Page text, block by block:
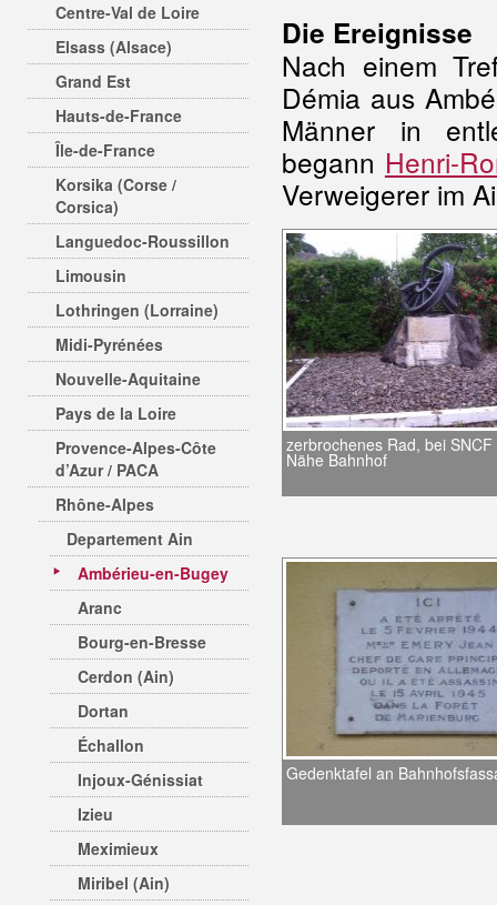
Centre-Val de Loire
Elsass (Alsace)
Grand Est
Hauts-de-France
Île-de-France
Korsika (Corse /
Corsica)
Languedoc-Roussillon
Limousin
Lothringen (Lorraine)
Midi-Pyrénées
Nouvelle-Aquitaine
Pays de la Loire
Provence-Alpes-Côte
d’Azur / PACA
Rhône-Alpes
Departement Ain
Ambérieu-en-Bugey
Aranc
Bourg-en-Bresse
Cerdon (Ain)
Dortan
Échallon
Injoux-Génissiat
Izieu
Meximieux
Miribel (Ain)
Die Ereignisse
Nach einem
Démia aus
Männer in
begann Henri-
Verweigerer im
zerbrochenes Rad, bei
Nähe Bahnhof
Gedenktafel an